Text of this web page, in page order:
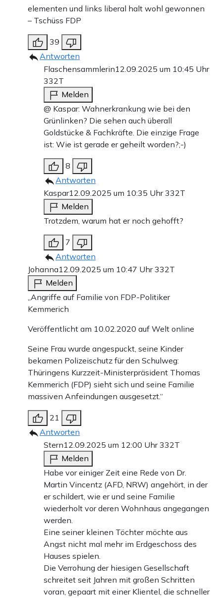
elementen und links liberal halt wohl gewonnen
– Tschüss FDP
39
Antworten
Flaschensammlerin12.09.2025 um 10:45 Uhr
332T
Melden
@ Kaspar: Wahnerkrankung wie bei den
Grünlinken? Die sehen auch überall
Goldstücke & Fachkräfte. Die einzige Frage
ist: Wie ist gerade er geheilt worden?;-)
8
Antworten
Kaspar12.09.2025 um 10:35 Uhr332T
Melden
Trotzdem, warum hat er noch gehofft?
7
Antworten
Johanna12.09.2025 um 10:47 Uhr332T
Melden
„Angriffe auf Familie von FDP-Politiker
Kemmerich
Veröffentlicht am 10.02.2020 auf Welt online
Seine Frau wurde angespuckt, seine Kinder
bekamen Polizeischutz für den Schulweg:
Thüringens Kurzzeit-Ministerpräsident Thomas
Kemmerich (FDP) sieht sich und seine Familie
massiven Anfeindungen ausgesetzt.“
21
Antworten
Stern12.09.2025 um 12:00 Uhr332T
Melden
Habe vor einiger Zeit eine Rede von Dr.
Martin Vincentz (AFD, NRW) angehört, in der
er schildert, wie er und seine Familie
wiederholt vor deren Wohnhaus angegangen
werden.
Eine seiner kleinen Töchter möchte aus
Angst nicht mal mehr im Erdgeschoss des
Hauses spielen.
Die Verrohung der hiesigen Gesellschaft
schreitet seit Jahren mit großen Schritten
voran, gepaart mit einer Klientel, die schneller